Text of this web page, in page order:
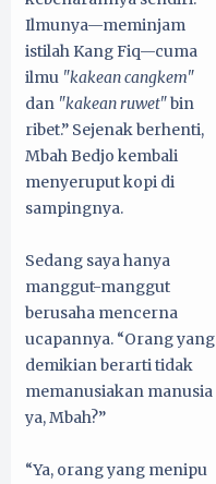
Ilmunya—meminjam
istilah Kang Fiq—cuma
ilmu "kakean cangkem"
dan "kakean ruwet"bin
ribet.” Sejenak berhenti,
Mbah Bedjo kembali
menyeruput kopi di
sampingnya.
Sedang saya hanya
manggut-manggut
berusaha mencerna
ucapannya. “Orang yang
demikian berarti tidak
memanusiakan manusia
ya, Mbah?”
“Ya, orang yang menipu